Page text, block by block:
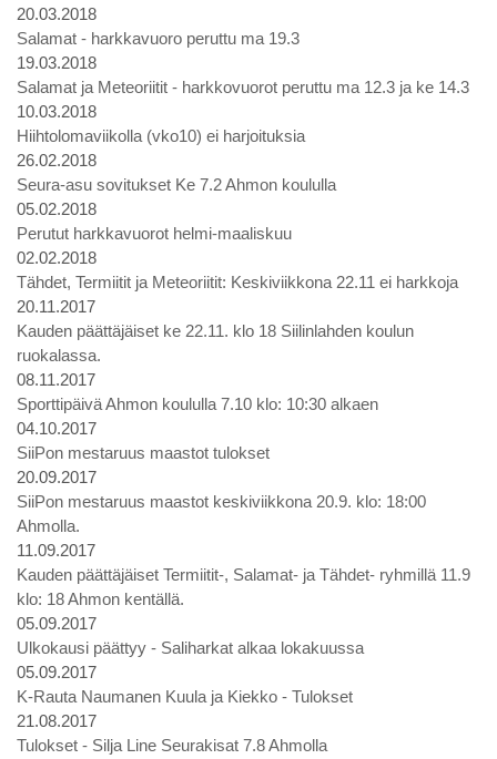
20.03.2018
Salamat - harkkavuoro peruttu ma 19.3
19.03.2018
Salamat ja Meteoriitit - harkkovuorot peruttu ma 12.3 ja ke 14.3
10.03.2018
Hiihtolomaviikolla (vko10) ei harjoituksia
26.02.2018
Seura-asu sovitukset Ke 7.2 Ahmon koululla
05.02.2018
Perutut harkkavuorot helmi-maaliskuu
02.02.2018
Tähdet, Termiitit ja Meteoriitit: Keskiviikkona 22.11 ei harkkoja
20.11.2017
Kauden päättäjäiset ke 22.11. klo 18 Siilinlahden koulun
ruokalassa.
08.11.2017
Sporttipäivä Ahmon koululla 7.10 klo: 10:30 alkaen
04.10.2017
SiiPon mestaruus maastot tulokset
20.09.2017
SiiPon mestaruus maastot keskiviikkona 20.9. klo: 18:00
Ahmolla.
11.09.2017
Kauden päättäjäiset Termiitit-, Salamat- ja Tähdet- ryhmillä 11.9
klo: 18 Ahmon kentällä.
05.09.2017
Ulkokausi päättyy - Saliharkat alkaa lokakuussa
05.09.2017
K-Rauta Naumanen Kuula ja Kiekko - Tulokset
21.08.2017
Tulokset - Silja Line Seurakisat 7.8 Ahmolla